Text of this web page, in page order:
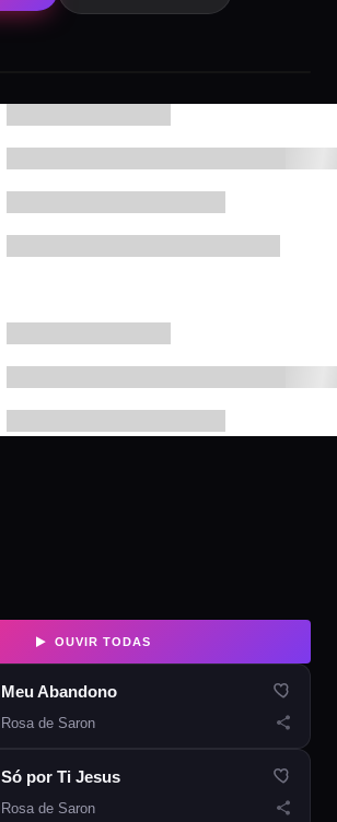
OUVIR TODAS
Meu Abandono
Rosa de Saron
Só por Ti Jesus
Rosa de Saron